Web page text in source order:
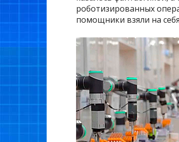
роботизированных
помощники взяли на